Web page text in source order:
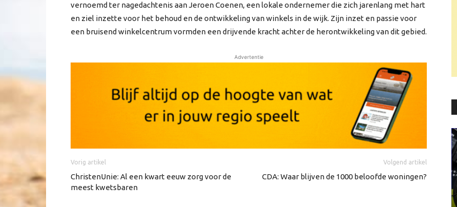
vernoemd ter nagedachtenis aan Jeroen Coenen, een lokale ondernemer die zich jarenlang met hart
en ziel inzette voor het behoud en de ontwikkeling van winkels in de wijk. Zijn inzet en passie voor
een bruisend winkelcentrum vormden een drijvende kracht achter de herontwikkeling van dit gebied.
Advertentie
Vorig artikel
ChristenUnie: Al een kwart eeuw zorg voor de
meest kwetsbaren
Volgend artikel
CDA: Waar blijven de 1000 beloofde woningen?